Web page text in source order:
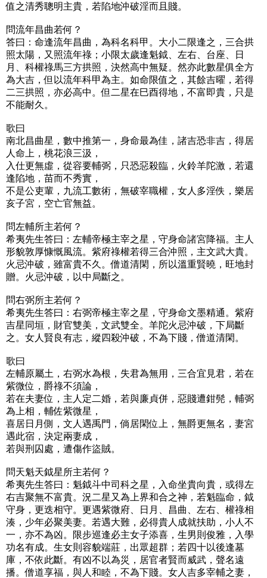
值之清秀聰明主貴，若陷地沖破淫而且賤。
問流年昌曲若何？
答曰：命逢流年昌曲，為科名科甲。大小二限逢之，三合拱
照太陽，又照流年祿；小限太歲逢魁鉞、左右、台座、日
月、科權祿馬三方拱照，決然高中無疑。然亦此數星俱全方
為大吉，但以流年科甲為主。如命限值之，其餘吉曜，若得
二三拱照，亦必高中。但二星在巳酉得地，不富即貴，只是
不能耐久。
歌曰
南北昌曲星，數中推第一，身命最為佳，諸吉恐非吉，得居
人命上，桃花浪三汲，
入仕更無虛，從容要輔弼，只恐惡殺臨，火鈴羊陀激，若還
逢陷地，苗而不秀實，
不是公吏輩，九流工數術，無破宰職權，女人多淫佚，樂居
亥子宮，空亡官無益。
問左輔所主若何？
希夷先生答曰：左輔帝極主宰之星，守身命諸宮降福。主人
形貌敦厚慷慨風流。紫府祿權若得三合沖照，主文武大貴。
火忌沖破，雖富貴不久。僧道清閑，所以溫重賢曉，旺地封
贈。火忌沖破，以中局斷之。
問右弼所主若何？
希夷先生答曰：右弼帝極主宰之星，守身命文墨精通。紫府
吉星同垣，財官雙美，文武雙全。羊陀火忌沖破，下局斷
之。女人賢良有志，縱四殺沖破，不為下賤，僧道清閑。
歌曰
左輔原屬土，右弼水為根，失君為無用，三合宜見君，若在
紫微位，爵祿不須論，
若在夫妻位，主人定二婚，若與廉貞併，惡賤遭鉗髡，輔弼
為上相，輔佐紫微星，
喜居日月側，文人遇禹門，倘居閑位上，無爵更無名，妻宮
遇此宿，決定兩妻成，
若與刑囚處，遭傷作盜賊。
問天魁天鉞星所主若何？
希夷先生答曰：魁鉞斗中司科之星，入命坐貴向貴，或得左
右吉聚無不富貴。況二星又為上界和合之神，若魁臨命，鉞
守身，更迭相守。更遇紫微府、日月、昌曲、左右、權祿相
湊，少年必聚美妻。若遇大難，必得貴人成就扶助，小人不
一，亦不為凶。限步巡逢必主女子添喜，生男則俊雅，入學
功名有成。生女則容貌端莊，出眾超群；若四十以後逢墓
庫，不依此斷。有凶不以為災，居官者賢而威武，聲名遠
播。僧道享福，與人和睦，不為下賤。女人吉多宰輔之妻，